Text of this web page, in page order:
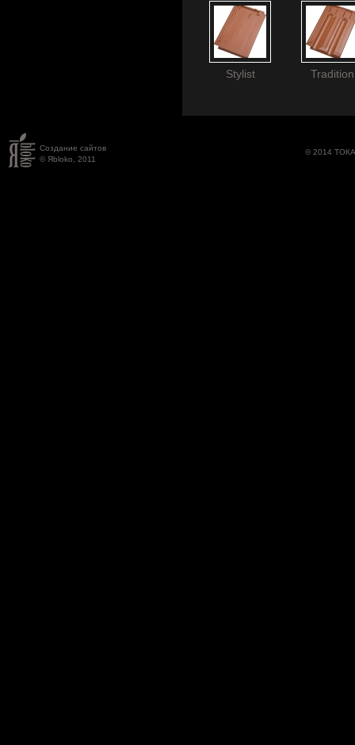
Stylist Tradition
Создание сайтов
© Яbloko, 2011
© 2014